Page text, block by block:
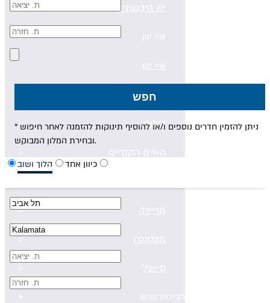
יוון היבשתית
איי יוון
איי יוון
קפריסין
דובאי
האיים הקנריים
מדיירה
מונטנגרו
סיישל
חבילות נופש
חפש
* ניתן להזמין חדרים נוספים ו/או להוסיף תינוקות להזמנה לאחר חיפוש
ובחירת המלון המבוקש.
הלוך ושוב כיוון אחד